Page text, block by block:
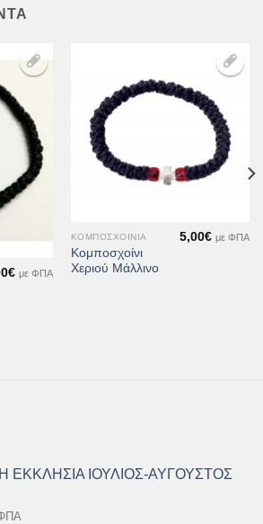
στη Λίστα
€ με ΦΠΑ
Προσθήκη
στη Λίστα
Επιθυμιών
ΚΟΜΠΟΣΧΟΊΝΙΑ
Κομποσχοίνι
Χεριού Μάλλινο
5,00€ με ΦΠΑ
ΕΚΚΛΗΣΙΑ ΙΟΥΛΙΟΣ-ΑΥΓΟΥΣΤΟΣ